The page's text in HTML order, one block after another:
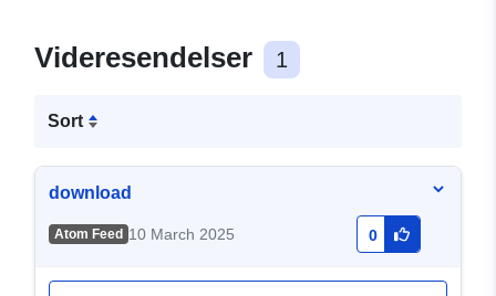
Videresendelser 1
Sort
download
Atom Feed 10 March 2025 0